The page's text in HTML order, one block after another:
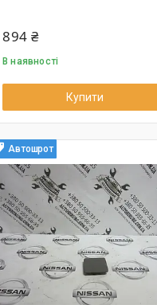
894 ₴
В наявності
Купити
Автошрот